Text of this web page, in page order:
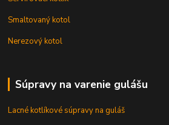
Smaltovaný kotol
Nerezový kotol
Súpravy na varenie gulášu
Lacné kotlíkové súpravy na guláš